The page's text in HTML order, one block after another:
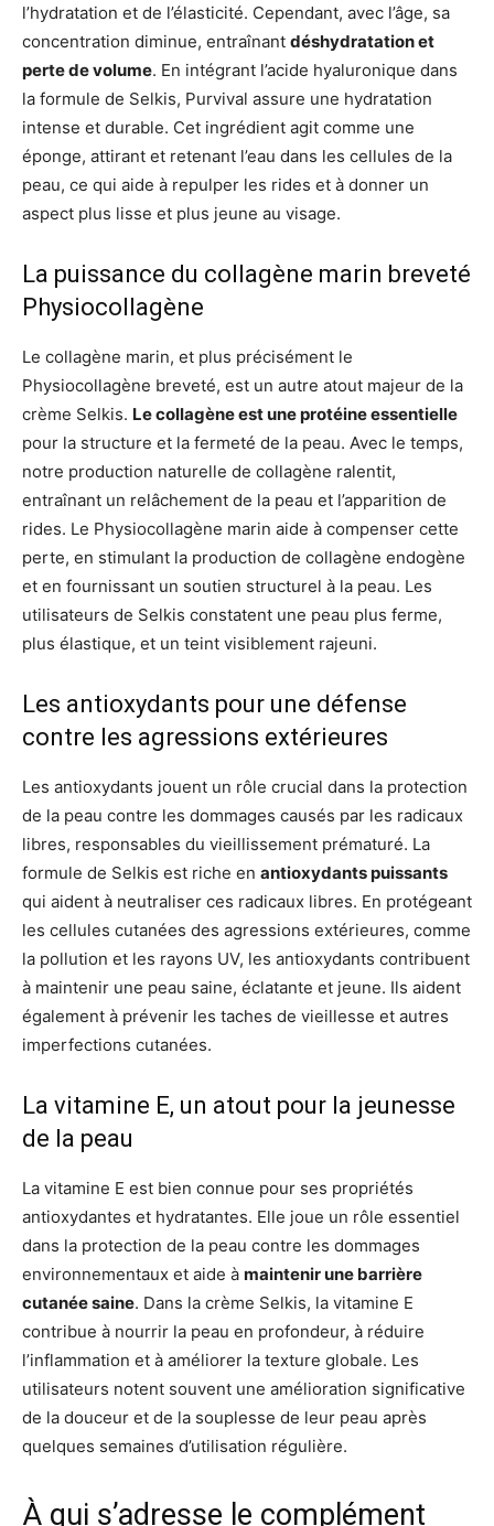
l’hydratation et de l’élasticité. Cependant, avec l’âge, sa
concentration diminue, entraînant déshydratation et
perte de volume. En intégrant l’acide hyaluronique dans
la formule de Selkis, Purvival assure une hydratation
intense et durable. Cet ingrédient agit comme une
éponge, attirant et retenant l’eau dans les cellules de la
peau, ce qui aide à repulper les rides et à donner un
aspect plus lisse et plus jeune au visage.
La puissance du collagène marin breveté
Physiocollagène
Le collagène marin, et plus précisément le
Physiocollagène breveté, est un autre atout majeur de la
crème Selkis. Le collagène est une protéine essentielle
pour la structure et la fermeté de la peau. Avec le temps,
notre production naturelle de collagène ralentit,
entraînant un relâchement de la peau et l’apparition de
rides. Le Physiocollagène marin aide à compenser cette
perte, en stimulant la production de collagène endogène
et en fournissant un soutien structurel à la peau. Les
utilisateurs de Selkis constatent une peau plus ferme,
plus élastique, et un teint visiblement rajeuni.
Les antioxydants pour une défense
contre les agressions extérieures
Les antioxydants jouent un rôle crucial dans la protection
de la peau contre les dommages causés par les radicaux
libres, responsables du vieillissement prématuré. La
formule de Selkis est riche en antioxydants puissants
qui aident à neutraliser ces radicaux libres. En protégeant
les cellules cutanées des agressions extérieures, comme
la pollution et les rayons UV, les antioxydants contribuent
à maintenir une peau saine, éclatante et jeune. Ils aident
également à prévenir les taches de vieillesse et autres
imperfections cutanées.
La vitamine E, un atout pour la jeunesse
de la peau
La vitamine E est bien connue pour ses propriétés
antioxydantes et hydratantes. Elle joue un rôle essentiel
dans la protection de la peau contre les dommages
environnementaux et aide à maintenir une barrière
cutanée saine. Dans la crème Selkis, la vitamine E
contribue à nourrir la peau en profondeur, à réduire
l’inflammation et à améliorer la texture globale. Les
utilisateurs notent souvent une amélioration significative
de la douceur et de la souplesse de leur peau après
quelques semaines d’utilisation régulière.
À qui s’adresse le complément